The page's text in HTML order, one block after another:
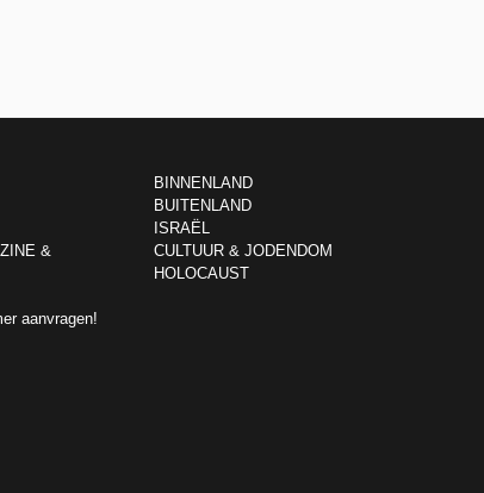
&
aanvragen!
BINNENLAND
BUITENLAND
ISRAËL
CULTUUR & JODENDOM
HOLOCAUST